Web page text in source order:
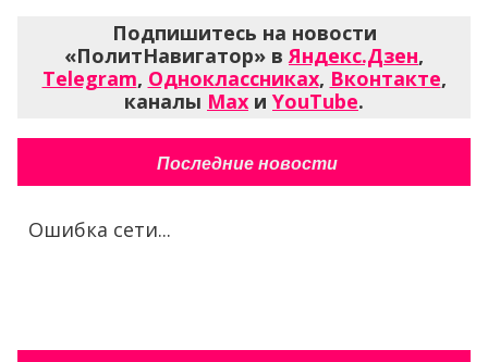
Подпишитесь на новости
«ПолитНавигатор» вЯндекс.Дзен,
Telegram, Одноклассниках, Вконтакте,
каналы Max и YouTube.
Последние новости
Ошибка сети...